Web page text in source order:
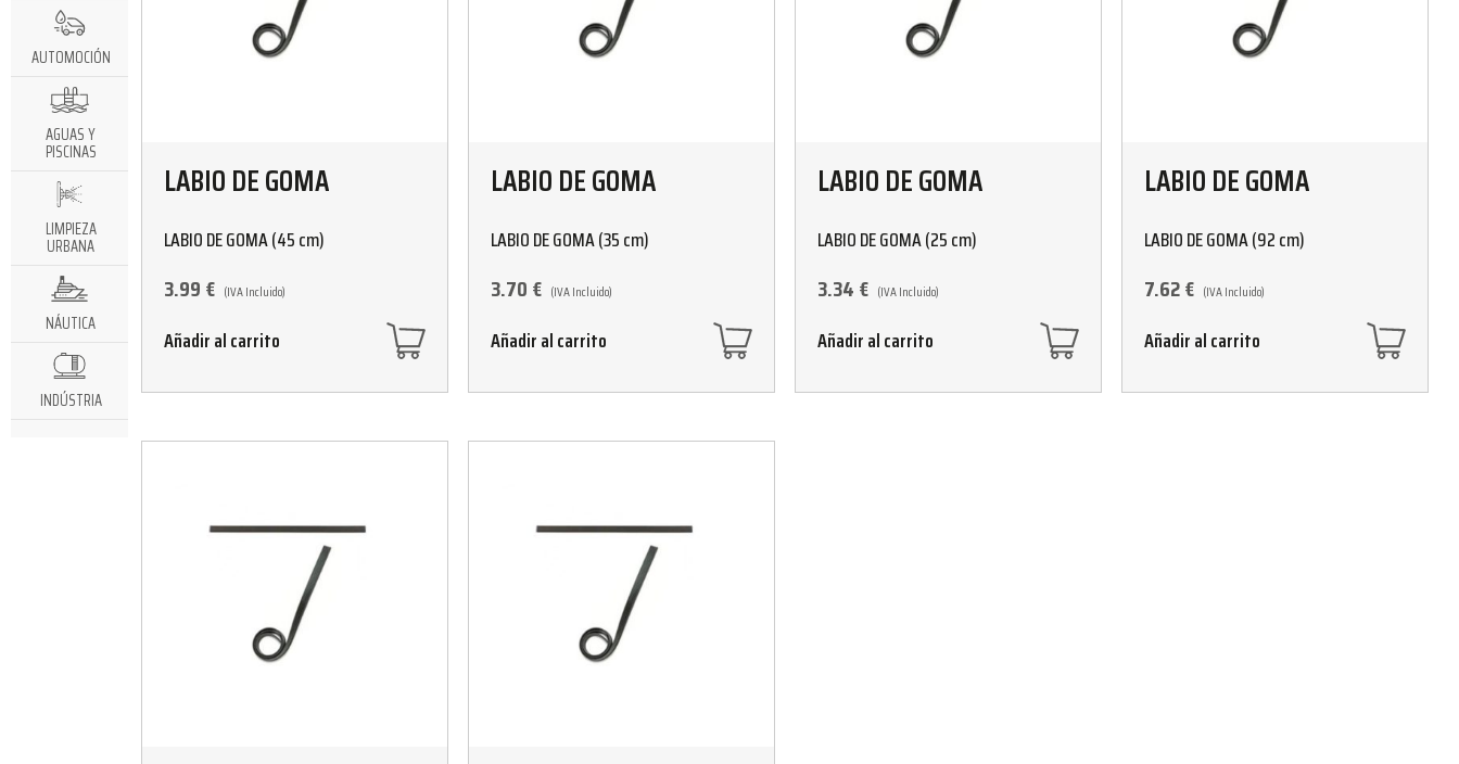
AUTOMOCIÓN
AGUAS Y
PISCINAS
LIMPIEZA
URBANA
NÁUTICA
INDÚSTRIA
LABIO DE GOMA
LABIO DE GOMA (45 cm)
3.99€ (IVA Incluido)
Añadir al carrito
LABIO DE GOMA
LABIO DE GOMA (35 cm)
3.70€ (IVA Incluido)
Añadir al carrito
LABIO DE GOMA
LABIO DE GOMA (25 cm)
3.34€ (IVA Incluido)
Añadir al carrito
LABIO DE GOMA
LABIO DE GOMA (92 cm)
7.62€ (IVA Incluido)
Añadir al carrito